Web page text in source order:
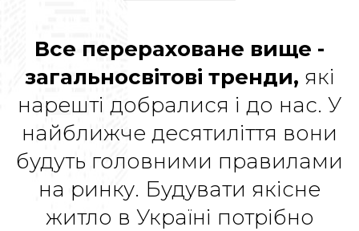
Все перераховане вище -
загальносвітові тренди, які
нарешті добралися і до нас. У
найближче десятиліття вони
будуть головними правилами
на ринку. Будувати якісне
житло в Україні потрібно